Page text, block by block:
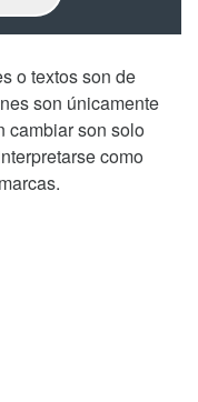
o textos son de
son únicamente
cambiar son solo
como